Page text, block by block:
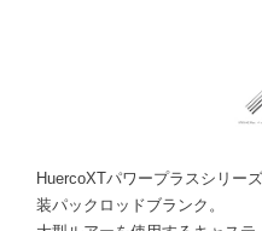
HuercoXTパワープラスシリー
装パックロッドブランク。